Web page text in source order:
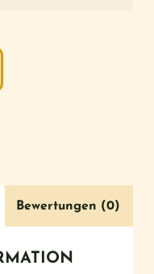
Bewertungen (0)